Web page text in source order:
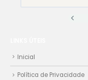
Inicial
Política de Privacidade